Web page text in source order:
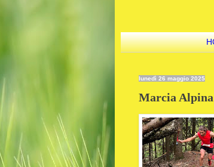
lunedì 26 maggio 2025
Marcia Alpina